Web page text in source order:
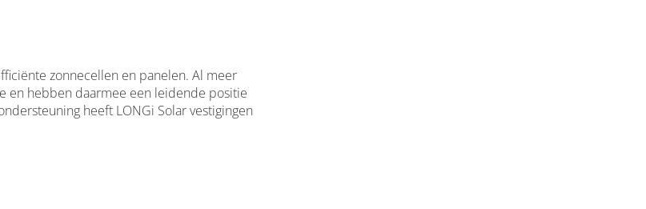
zonnecellen en panelen. Al meer
en hebben daarmee een leidende positie
heeft LONGi Solar vestigingen